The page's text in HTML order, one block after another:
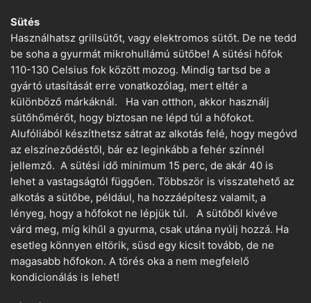
Sütés
Használhatsz grillsütőt, vagy elektromos sütőt. De ne tedd
be soha a gyurmát mikrohullámú sütőbe! A sütési hőfok
110-130 Celsius fok között mozog. Mindig tartsd be a
gyártó utasítását erre vonatkozólag, mert eltér a
különböző márkáknál. Ha van otthon, akkor használj
sütőhőmérőt, hogy biztosan ne lépd túl a hőfokot.
Alufóliából készíthetsz sátrat az alkotás felé, hogy megóvd
az elszíneződéstől, bár ez leginkább a fehér színnél
jellemző. A sütési idő minimum 15 perc, de akár 40 is
lehet a vastagságtól függően. Többször is visszatehető az
alkotás a sütőbe, például, ha hozzáépítesz valamit, a
lényeg, hogy a hőfokot ne lépjük túl. A sütőből kivéve
várd meg, míg kihűl a gyurma, csak utána nyúlj hozzá. Ha
esetleg könnyen eltörik, süsd egy kicsit tovább, de ne
magasabb hőfokon. A törés oka a nem megfelelő
kondicionálás is lehet!